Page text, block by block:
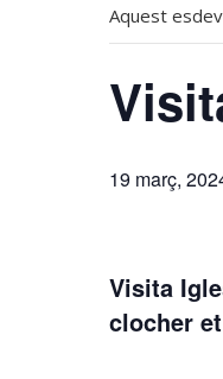
Aquest
19 març,
Visita
clocher